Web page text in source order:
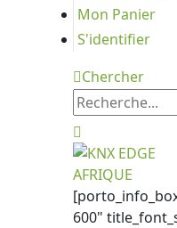
Mon Panier
S'identifier
Chercher
600"